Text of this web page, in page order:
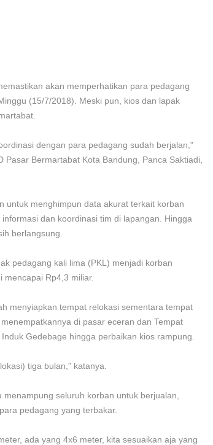
akan memperhatikan para pedagang
(15/7/2018). Meski pun, kios dan lapak
dengan para pedagang sudah berjalan,"
Bermartabat Kota Bandung, Panca Saktiadi,
untuk menghimpun data akurat terkait korban
dan koordinasi tim di lapangan. Hingga
berlangsung.
pedagang kali lima (PKL) menjadi korban
Rp4,3 miliar.
menyiapkan tempat relokasi sementara tempat
di pasar eceran dan Tempat
Gedebage hingga perbaikan kios rampung.
tiga bulan," katanya.
seluruh korban untuk berjualan,
pedagang yang terbakar.
ada yang 4x6 meter, kita sesuaikan aja yang